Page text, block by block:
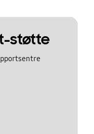
støtte